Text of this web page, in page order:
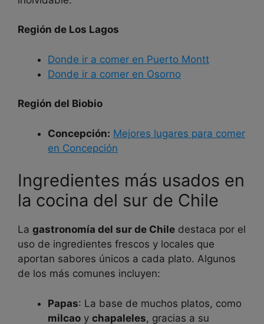
Región de Los Lagos
Donde ir a comer en Puerto Montt
Donde ir a comer en Osorno
Región del Biobio
Concepción: Mejores lugares para comer
en Concepción
Ingredientes más usados en
la cocina del sur de Chile
La gastronomía del sur de Chile destaca por el
uso de ingredientes frescos y locales que
aportan sabores únicos a cada plato. Algunos
de los más comunes incluyen:
Papas: La base de muchos platos, como
milcao y chapaleles, gracias a su